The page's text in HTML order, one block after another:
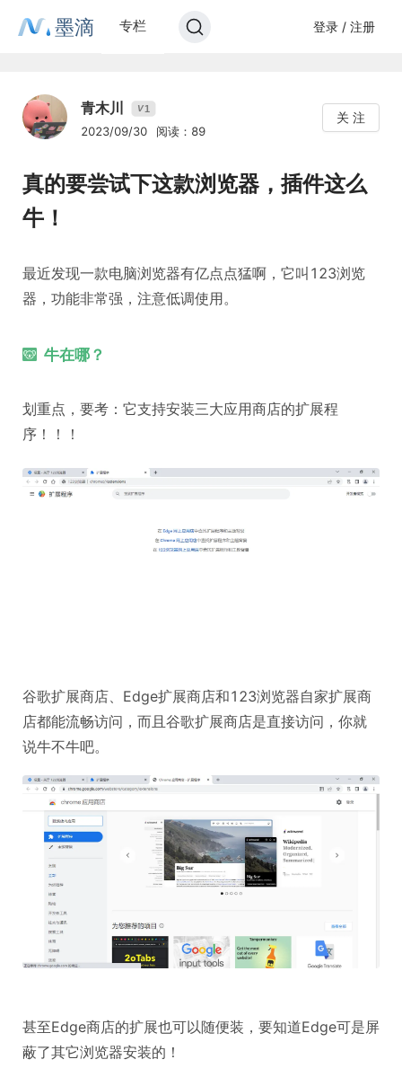
墨滴 专栏 登录 / 注册
青木川 V1
2023/09/30 阅读：89
关 注
真的要尝试下这款浏览器，插件这么
牛！
最近发现一款电脑浏览器有亿点点猛啊，它叫123浏览
器，功能非常强，注意低调使用。
牛在哪？
划重点，要考：它支持安装三大应用商店的扩展程
序！！！
谷歌扩展商店、Edge扩展商店和123浏览器自家扩展商
店都能流畅访问，而且谷歌扩展商店是直接访问，你就
说牛不牛吧。
甚至Edge商店的扩展也可以随便装，要知道Edge可是屏
蔽了其它浏览器安装的！